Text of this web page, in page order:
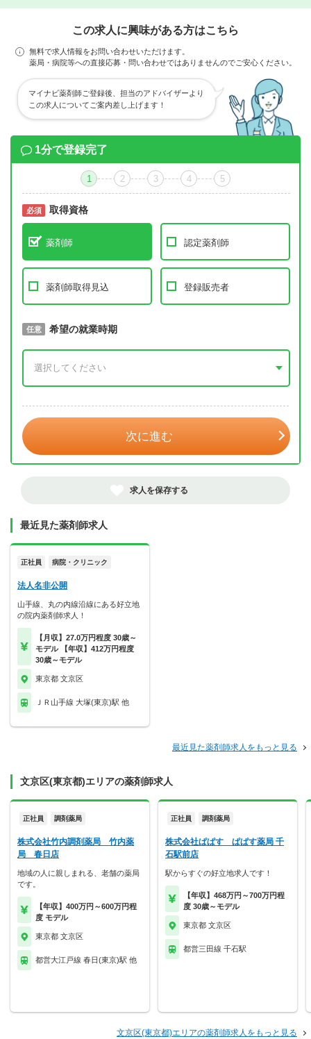
この求人に興味がある方はこちら
無料で求人情報をお問い合わせいただけます。
薬局・病院等への直接応募・問い合わせではありませんのでご安心ください。
マイナビ薬剤師ご登録後、担当のアドバイザーより
この求人についてご案内差し上げます！
1分で登録完了
1 2 3 4 5
必須 取得資格
薬剤師 認定薬剤師
薬剤師取得見込 登録販売者
必須 取得予定年
任意 希望の就業時期
次に進む
求人を保存する
最近見た薬剤師求人
正社員 病院・クリニック
法人名非公開
山手線、丸の内線沿線にある好立地
の院内薬剤師求人！
【月収】27.0万円程度 30歳～
モデル 【年収】412万円程度
30歳～モデル
東京都 文京区
ＪＲ山手線 大塚(東京)駅 他
最近見た薬剤師求人をもっと見る
文京区(東京都)エリアの薬剤師求人
正社員 調剤薬局
株式会社竹内調剤薬局 竹内薬
局 春日店
地域の人に親しまれる、老舗の薬局
です。
【年収】400万円～600万円程
度 モデル
東京都 文京区
都営大江戸線 春日(東京)駅 他
正社員 調剤薬局
株式会社ぱぱす ぱぱす薬局 千
石駅前店
駅からすぐの好立地求人です！
【年収】468万円～700万円程
度 30歳～モデル
東京都 文京区
都営三田線 千石駅
文京区(東京都)エリアの薬剤師求人をもっと見る